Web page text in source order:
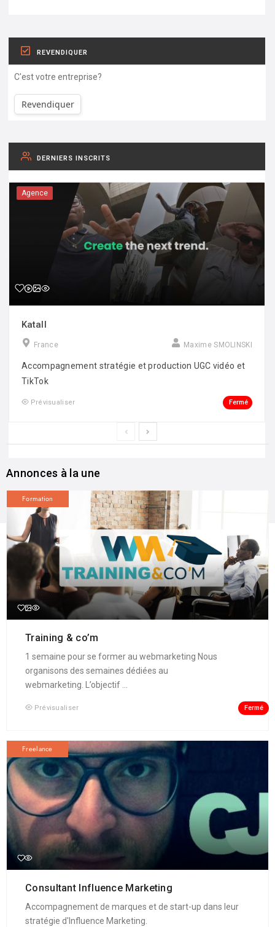
REVENDIQUER
C'est votre entreprise?
Revendiquer
DERNIERS INSCRITS
Agence
Katall
France Maxime SMOLINSKI
Accompagnement stratégie et production UGC vidéo et
TikTok
Prévisualiser Fermé
Annonces à la une
Formation
Training & co’m
1 semaine pour se former au webmarketing Nous
organisons des semaines dédiées au
webmarketing. L’objectif ...
Prévisualiser Fermé
Freelance
Consultant Influence Marketing
Accompagnement de marques et de start-up dans leur
stratégie d'Influence Marketing.